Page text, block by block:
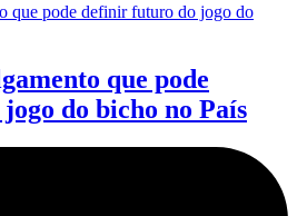
que pode
do bicho no País